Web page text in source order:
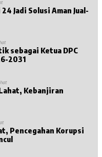
Jadi Solusi Aman Jual-
sebagai Ketua DPC
2031
Kebanjiran
Pencegahan Korupsi